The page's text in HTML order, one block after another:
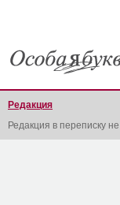
Редакция
Редакция в переписку